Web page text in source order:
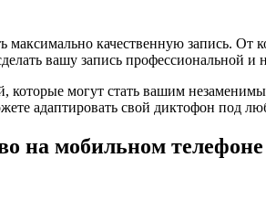
качественную запись. От
вашу запись профессиональной и
могут стать вашим
адаптировать свой диктофон под
на мобильном